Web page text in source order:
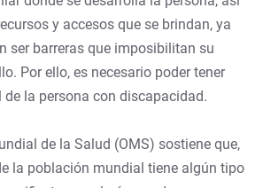
y accesos que se brindan, ya
ser barreras que imposibilitan su
Por ello, es necesario poder tener
la persona con discapacidad.
de la Salud (OMS) sostiene que,
la población mundial tiene algún tipo